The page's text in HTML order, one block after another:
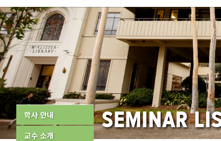
학사 안내
교수 소개
SEMINAR